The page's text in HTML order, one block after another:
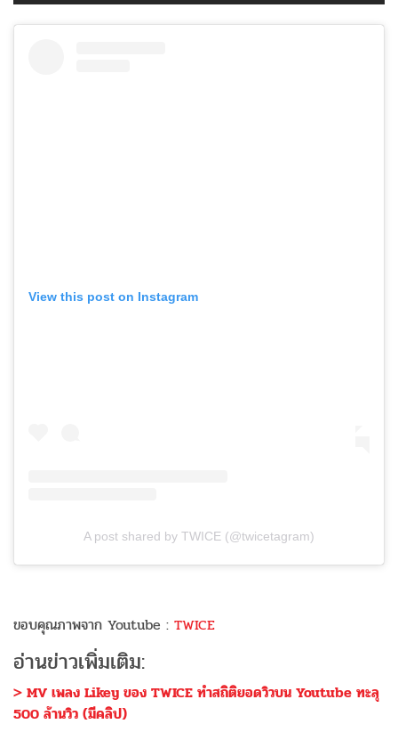
View this post on Instagram
A post shared by TWICE (@twicetagram)
ขอบคุณภาพจาก Youtube : TWICE
อ่านข่าวเพิ่มเติม:
> MV เพลง Likey ของ TWICE ทำสถิติยอดวิวบน Youtube ทะลุ
500 ล้านวิว (มีคลิป)